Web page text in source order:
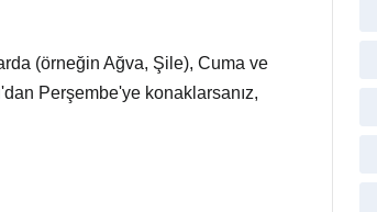
(örneğin Ağva, Şile), Cuma ve
Perşembe'ye konaklarsanız,